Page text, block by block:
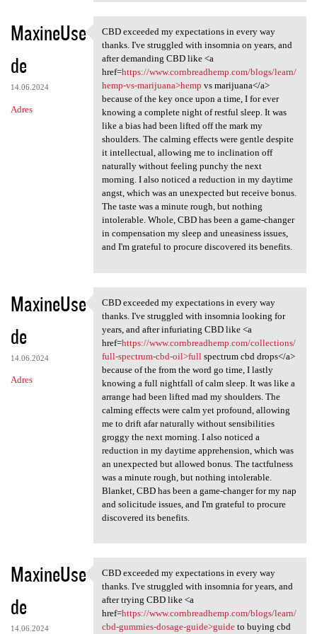
MaxineUse
de
14.06.2024
Adres
CBD exceeded my expectations
CBD exceeded my expectations in every way
thanks. I've struggled with insomnia on years, and
after demanding CBD like <a
href=https://www.cornbreadhemp.com/blogs/learn/
hemp-vs-marijuana>hemp vs marijuana</a>
because of the key once upon a time, I for ever
knowing a complete night of restful sleep. It was
like a bias had been lifted off the mark my
shoulders. The calming effects were gentle despite
it intellectual, allowing me to inclination off
naturally without feeling punchy the next
morning. I also noticed a reduction in my daytime
angst, which was an unexpected but receive bonus.
The taste was a minute rough, but nothing
intolerable. Whole, CBD has been a game-changer
in compensation my sleep and uneasiness issues,
and I'm grateful to procure discovered its benefits.
MaxineUse
de
14.06.2024
Adres
CBD exceeded my expectations
CBD exceeded my expectations in every way
thanks. I've struggled with insomnia looking for
years, and after infuriating CBD like <a
href=https://www.cornbreadhemp.com/collections/
full-spectrum-cbd-oil>full spectrum cbd drops</a>
because of the from the word go time, I lastly
knowing a full nightfall of calm sleep. It was like a
arrange had been lifted mad my shoulders. The
calming effects were calm yet profound, allowing
me to drift afar naturally without sensibilities
groggy the next morning. I also noticed a
reduction in my daytime apprehension, which was
an unexpected but allowed bonus. The tactfulness
was a minute rough, but nothing intolerable.
Blanket, CBD has been a game-changer for my nap
and solicitude issues, and I'm grateful to procure
discovered its benefits.
MaxineUse
de
14.06.2024
CBD exceeded my expectations
CBD exceeded my expectations in every way
thanks. I've struggled with insomnia for years, and
after trying CBD like <a
href=https://www.cornbreadhemp.com/blogs/learn/
cbd-gummies-dosage-guide>guideto buying cbd